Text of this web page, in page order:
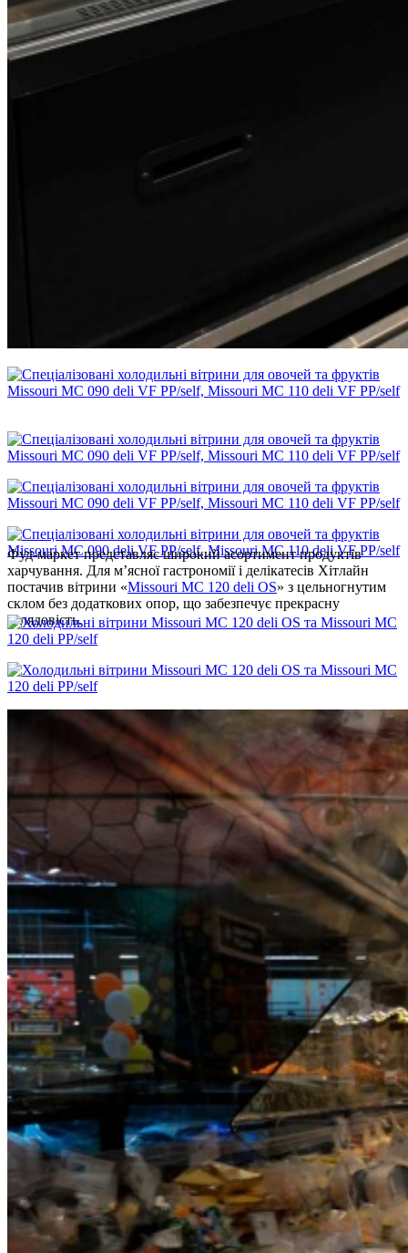
Фуд-маркет представляє широкий асортимент продуктів
харчування. Для м’ясної гастрономії і делікатесів Хітлайн
постачив вітрини «Мissouri MС 120 deli OS» з цельногнутим
склом без додаткових опор, що забезпечує прекрасну
оглядовість.